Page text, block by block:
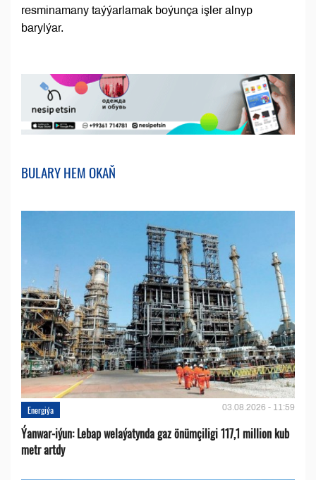
resminamany taýýarlamak boýunça işler alnyp
barylýar.
BULARY HEM OKAŇ
Energiýa 03.08.2026 - 11:59
Ýanwar-iýun: Lebap welaýatynda gaz önümçiligi 117,1 million kub
metr artdy